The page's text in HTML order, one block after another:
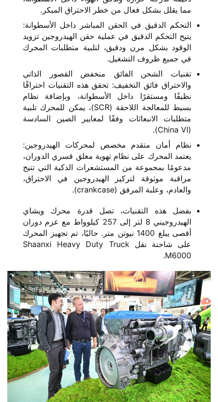
مما يقلل بشكل فعال من خطر الاحتراق المبكر.
التحكم الدقيق في الحقن المباشر داخل الأسطوانة:
يتيح التحكم الدقيق في عملية حقن الهيدروجين تزويد
الوقود بشكل مرن ودقيق، لتلبية متطلبات المحرك
في جميع ظروف التشغيل.
تقنيات الشحن الفائق منخفض القصور الذاتي
والاحتراق فائق التخفيف: تحقق هذه التقنيات احتراقًا
نظيفًا ومستقرًا داخل الأسطوانة، وبإضافة نظام
بسيط للمعالجة اللاحقة (SCR)، يمكن للمحرك تلبية
متطلبات الانبعاثات وفقًا لمعايير الصين السادسة
(China VI).
نظام أمان متقدم مخصص لمحركات الهيدروجين:
يعتمد المحرك على نظام تهوية مغلق قسري الدوران،
مدعومًا بمجموعة من المستشعرات الذكية التي تتيح
مراقبة موثوقة لتركيز الهيدروجين في الاحتراق،
والعادم، وعلبة المرفق (crankcase).
بفضل هذه التقنيات، تصل قدرة محرك ويشاي
الهيدروجيني 8 لتر إلى 257 كيلوواط مع عزم دوران
أقصى يبلغ 1400 نيوتن متر. حاليًا، تم تجهيز المحرك
على شاحنة نقل Shaanxi Heavy Duty Truck
M6000.